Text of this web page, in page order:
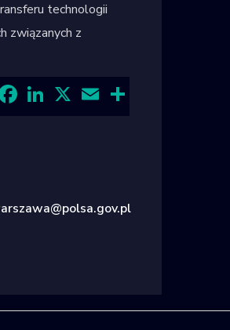
technologii
związanych z